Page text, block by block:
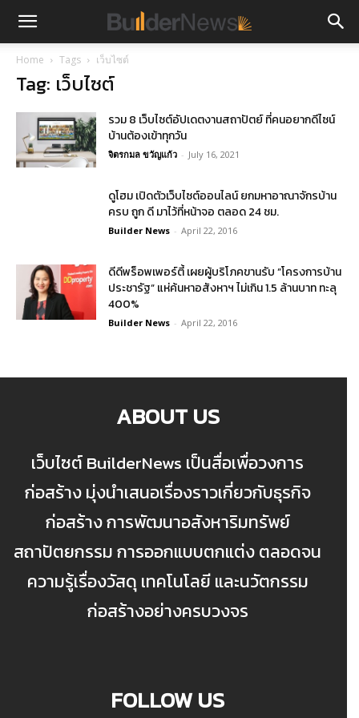
Home Tags เว็บไซต์
Tag: เว็บไซต์
รวม 8 เว็บไซต์อัปเดตงานสถาปัตย์ ที่คนอยากดีไซน์
บ้านต้องเข้าทุกวัน
จิตรกมล ขวัญแก้ว - July 16, 2021
ดูโฮม เปิดตัวเว็บไซต์ออนไลน์ ยกมหาอาณาจักรบ้าน
ครบ ถูก ดี มาไว้ที่หน้าจอ ตลอด 24 ชม.
Builder News - April 22, 2016
ดีดีพร็อพเพอร์ตี้ เผยผู้บริโภคขานรับ ”โครงการบ้าน
ประชารัฐ” แห่ค้นหาอสังหาฯ ไม่เกิน 1.5 ล้านบาท ทะลุ
400%
Builder News - April 22, 2016
ABOUT US
เว็บไซต์ BuilderNews เป็นสื่อเพื่อวงการ
ก่อสร้าง มุ่งนำเสนอเรื่องราวเกี่ยวกับธุรกิจ
ก่อสร้าง การพัฒนาอสังหาริมทรัพย์
สถาปัตยกรรม การออกแบบตกแต่ง ตลอดจน
ความรู้เรื่องวัสดุ เทคโนโลยี และนวัตกรรม
ก่อสร้างอย่างครบวงจร
FOLLOW US